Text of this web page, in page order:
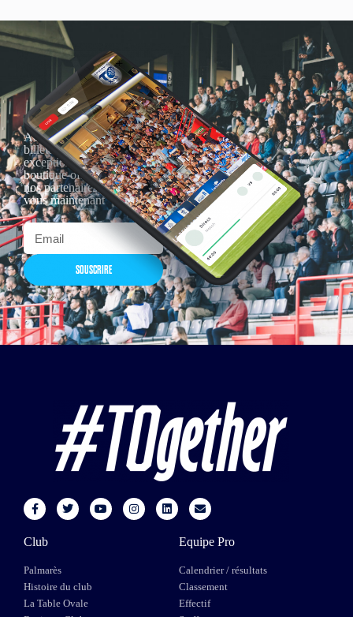
Actualités, nouveautés,
billetterie, remises
exceptionnelles dans la
boutique officielles & chez
nos partenaires… Inscrivez-
vous maintenant
SOUSCRIRE
Club
Palmarès
Histoire du club
La Table Ovale
Equipe Pro
Calendrier / résultats
Classement
Effectif